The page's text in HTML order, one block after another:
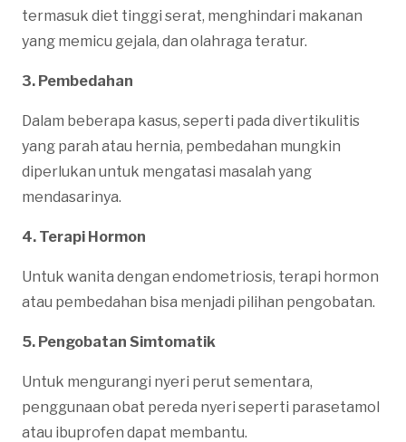
termasuk diet tinggi serat, menghindari makanan
yang memicu gejala, dan olahraga teratur.
3. Pembedahan
Dalam beberapa kasus, seperti pada divertikulitis
yang parah atau hernia, pembedahan mungkin
diperlukan untuk mengatasi masalah yang
mendasarinya.
4. Terapi Hormon
Untuk wanita dengan endometriosis, terapi hormon
atau pembedahan bisa menjadi pilihan pengobatan.
5. Pengobatan Simtomatik
Untuk mengurangi nyeri perut sementara,
penggunaan obat pereda nyeri seperti parasetamol
atau ibuprofen dapat membantu.